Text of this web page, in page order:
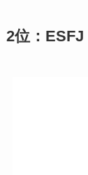
2位：ESFJ